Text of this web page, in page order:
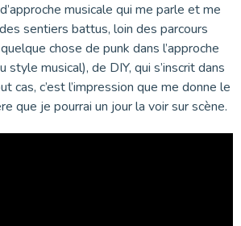
musicale qui me parle et me
sentiers battus, loin des parcours
chose de punk dans l’approche
style musical), de DIY, qui s’inscrit dans
cas, c’est l’impression que me donne le
que je pourrai un jour la voir sur scène.